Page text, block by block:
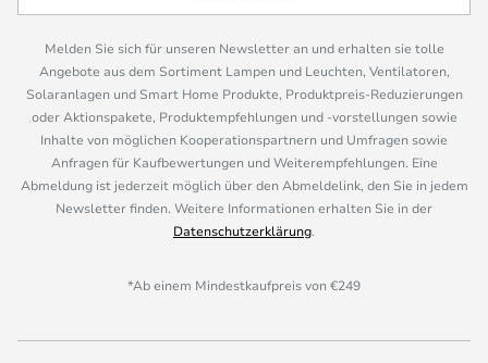
Melden Sie sich für unseren Newsletter an und erhalten sie tolle
Angebote aus dem Sortiment Lampen und Leuchten, Ventilatoren,
Solaranlagen und Smart Home Produkte, Produktpreis-Reduzierungen
oder Aktionspakete, Produktempfehlungen und -vorstellungen sowie
Inhalte von möglichen Kooperationspartnern und Umfragen sowie
Anfragen für Kaufbewertungen und Weiterempfehlungen. Eine
Abmeldung ist jederzeit möglich über den Abmeldelink, den Sie in jedem
Newsletter finden. Weitere Informationen erhalten Sie in der
Datenschutzerklärung.
*Ab einem Mindestkaufpreis von €249